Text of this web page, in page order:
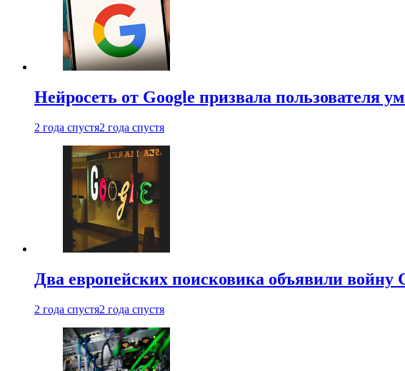
Нейросеть от Google призвала пользователя
2 года спустя2 года спустя
Два европейских поисковика объявили
2 года спустя2 года спустя